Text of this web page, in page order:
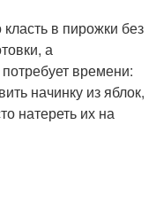
в пирожки без
а
времени:
начинку из яблок,
натереть их на